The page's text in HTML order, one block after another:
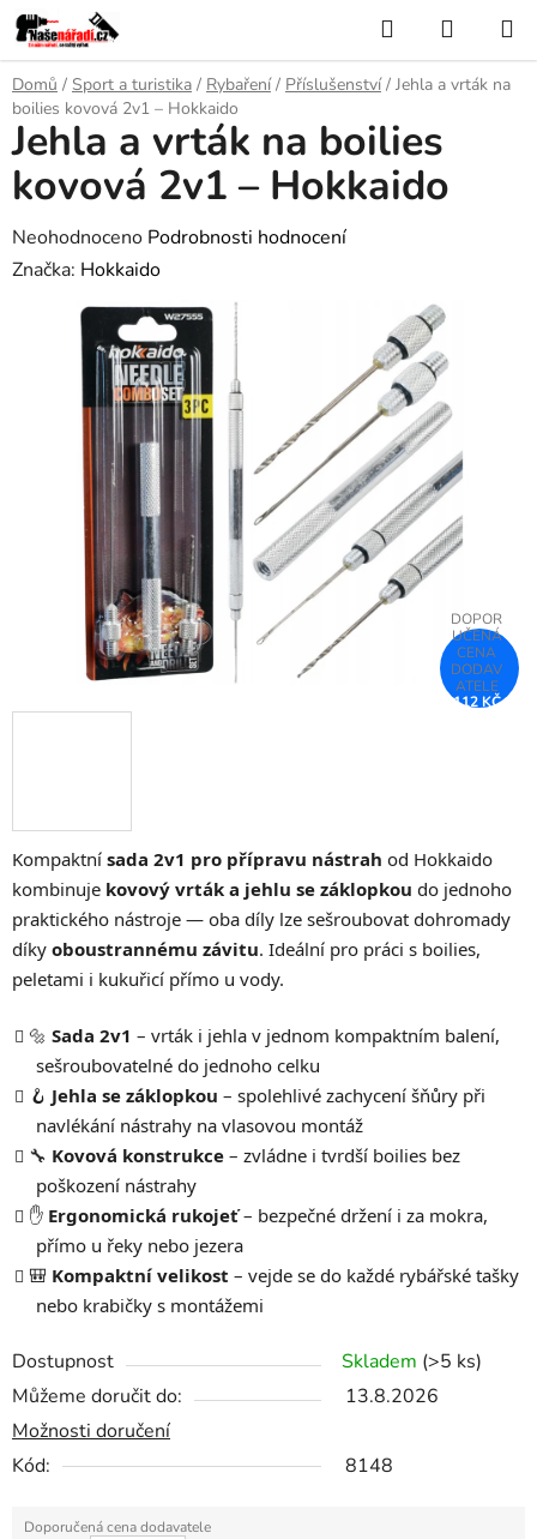
Přejít
na
obsah
Hledat
KOŠÍK
Domů / Sport a turistika / Rybaření / Příslušenství / Jehla a vrták na
boilies kovová 2v1 – Hokkaido
Kompaktní sada 2v1 pro přípravu nástrah od Hokkaido
kombinuje kovový vrták a jehlu se záklopkou do jednoho
praktického nástroje — oba díly lze sešroubovat dohromady
díky oboustrannému závitu. Ideální pro práci s boilies,
peletami i kukuřicí přímo u vody.
🔩 Sada 2v1 – vrták i jehla v jednom kompaktním balení,
sešroubovatelné do jednoho celku
🪝 Jehla se záklopkou – spolehlivé zachycení šňůry při
navlékání nástrahy na vlasovou montáž
🔧 Kovová konstrukce – zvládne i tvrdší boilies bez
poškození nástrahy
✋ Ergonomická rukojeť– bezpečné držení i za mokra,
přímo u řeky nebo jezera
🎒 Kompaktní velikost – vejde se do každé rybářské tašky
nebo krabičky s montážemi
Dostupnost Skladem (>5 ks)
Můžeme doručit do:
13.8.2026
Možnosti doručení
Kód:
8148
Jehla a vrták na boilies
kovová 2v1 – Hokkaido
Průměrné
hodnocení
produktu
hvězdiček.
Neohodnoceno Podrobnosti hodnocení
Značka: Hokkaido
112 KČ